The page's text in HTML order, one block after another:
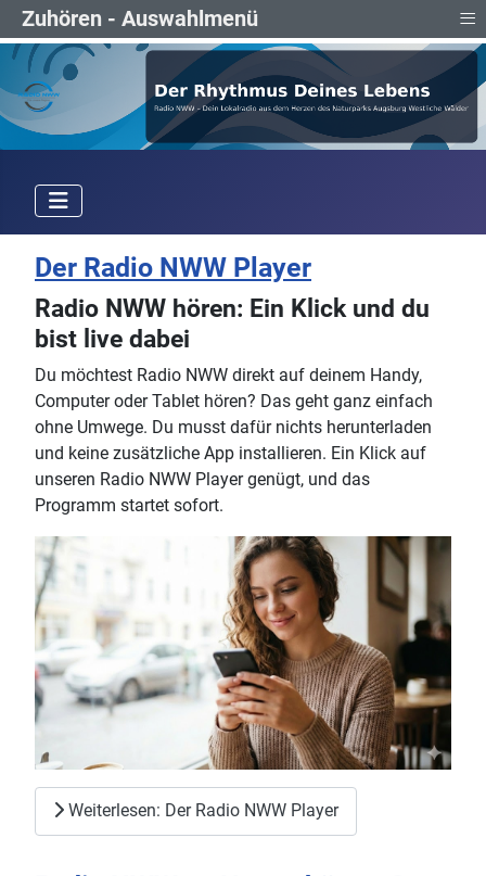
Der Radio NWW Player
Radio NWW hören: Ein Klick und du
bist live dabei
Du möchtest Radio NWW direkt auf deinem Handy,
Computer oder Tablet hören? Das geht ganz einfach
ohne Umwege. Du musst dafür nichts herunterladen
und keine zusätzliche App installieren. Ein Klick auf
unseren Radio NWW Player genügt, und das
Programm startet sofort.
Weiterlesen: Der Radio NWW Player
Zuhören - Auswahlmenü ≡